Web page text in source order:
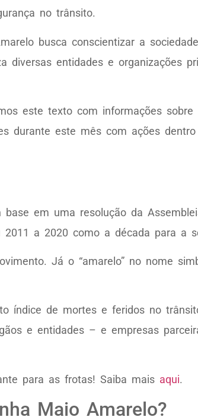
no trânsito.
busca conscientizar a
entidades e organizações
este texto com informações
durante este mês com ações
em uma resolução da
a 2020 como a década para a
Já o “amarelo” no nome
índice de mortes e feridos no
e entidades – e empresas
para as frotas! Saiba mais aqui.
Maio Amarelo?